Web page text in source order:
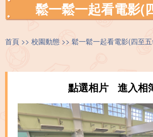
鬆一鬆一起看電影(
首頁 校園動態 鬆一鬆一起看電影(四至
點選相片 進入相